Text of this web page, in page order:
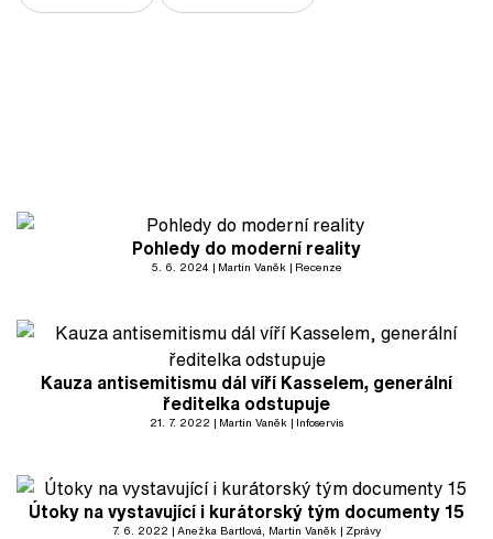
Pohledy do moderní reality
5. 6. 2024 Martin Vaněk Recenze
Kauza antisemitismu dál víří Kasselem, generální
ředitelka odstupuje
21. 7. 2022 Martin Vaněk Infoservis
Útoky na vystavující i kurátorský tým documenty 15
7. 6. 2022 Anežka Bartlová, Martin Vaněk Zprávy